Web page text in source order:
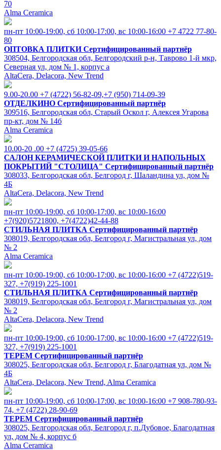
70
Alma Ceramica
пн-пт 10:00-19:00, cб 10:00-17:00, вс 10:00-16:00 +7 4722 77-80-
80
ОПТОВКА ПЛИТКИ Сертифицированный партнёр
308504, Белгородская обл, Белгородский р-н, Таврово 1-й мкр,
Северная ул, дом № 1, корпус а
AltaCera, Delacora, New Trend
9.00-20.00 +7 (4722) 56-82-09,+7 (950) 714-09-39
ОТДЕЛКИНО Сертифицированный партнёр
309516, Белгородская обл, Старый Оскол г, Алексея Угарова
пр-кт, дом № 14б
Alma Ceramica
10.00-20 .00 +7 (4725) 39-05-66
САЛОН КЕРАМИЧЕСКОЙ ПЛИТКИ И НАПОЛЬНЫХ
ПОКРЫТИЙ "СТОЛИЦА" Сертифицированный партнёр
308033, Белгородская обл, Белгород г, Шаландина ул, дом №
4Б
AltaCera, Delacora, New Trend
пн-пт 10:00-19:00, cб 10:00-17:00, вс 10:00-16:00
+7(920)5721800, +7(4722)42-44-88
СТИЛЬНАЯ ПЛИТКА Сертифицированный партнёр
308019, Белгородская обл, Белгород г, Магистральная ул, дом
№ 2
Alma Ceramica
пн-пт 10:00-19:00, cб 10:00-17:00, вс 10:00-16:00 +7 (4722)519-
327, +7(919) 225-1001
СТИЛЬНАЯ ПЛИТКА Сертифицированный партнёр
308019, Белгородская обл, Белгород г, Магистральная ул, дом
№ 2
AltaCera, Delacora, New Trend
пн-пт 10:00-19:00, cб 10:00-17:00, вс 10:00-16:00 +7 (4722)519-
327, +7(919) 225-1001
ТЕРЕМ Сертифицированный партнёр
308025, Белгородская обл, Белгород г, Благодатная ул, дом №
4Б
AltaCera, Delacora, New Trend, Alma Ceramica
пн-пт 10:00-19:00, cб 10:00-17:00, вс 10:00-16:00 +7 908-780-93-
74, +7 (4722) 28-90-69
ТЕРЕМ Сертифицированный партнёр
308025, Белгородская обл, Белгород г, п.Дубовое, Благодатная
ул, дом № 4, корпус б
Alma Ceramica